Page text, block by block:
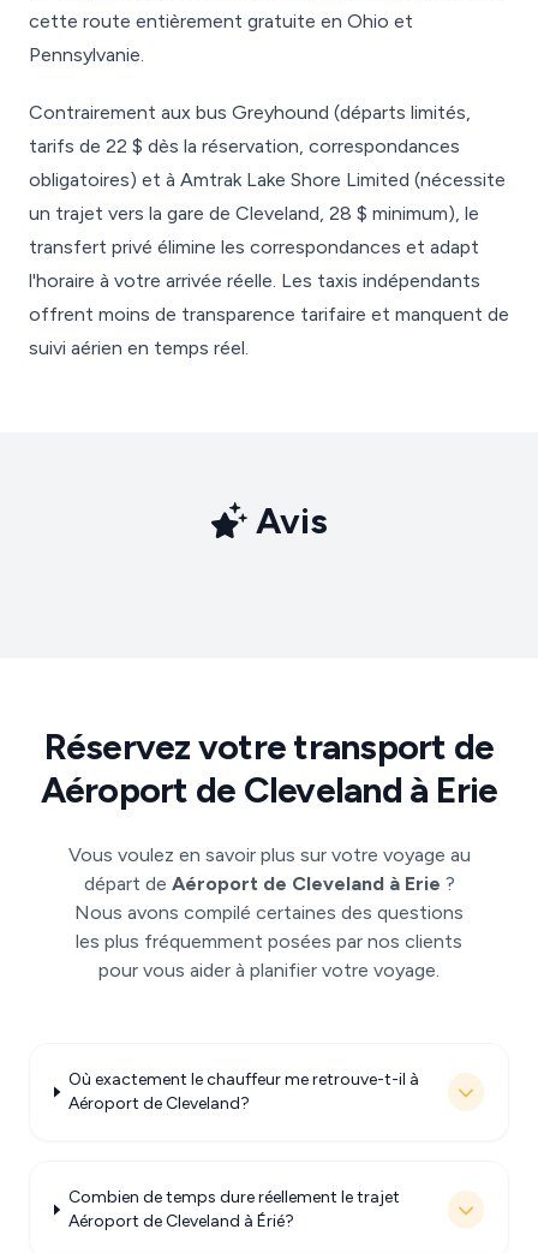
cette route entièrement gratuite en Ohio et
Pennsylvanie.
Contrairement aux bus Greyhound (départs limités,
tarifs de 22 $ dès la réservation, correspondances
obligatoires) et à Amtrak Lake Shore Limited (nécessite
un trajet vers la gare de Cleveland, 28 $ minimum), le
transfert privé élimine les correspondances et adapt
l'horaire à votre arrivée réelle. Les taxis indépendants
offrent moins de transparence tarifaire et manquent de
suivi aérien en temps réel.
Avis
Réservez votre transport de
Aéroport de Cleveland à Erie
Vous voulez en savoir plus sur votre voyage au
départ de Aéroport de Cleveland à Erie ?
Nous avons compilé certaines des questions
les plus fréquemment posées par nos clients
pour vous aider à planifier votre voyage.
Où exactement le chauffeur me retrouve-t-il à
Aéroport de Cleveland?
Combien de temps dure réellement le trajet
Aéroport de Cleveland à Érié?